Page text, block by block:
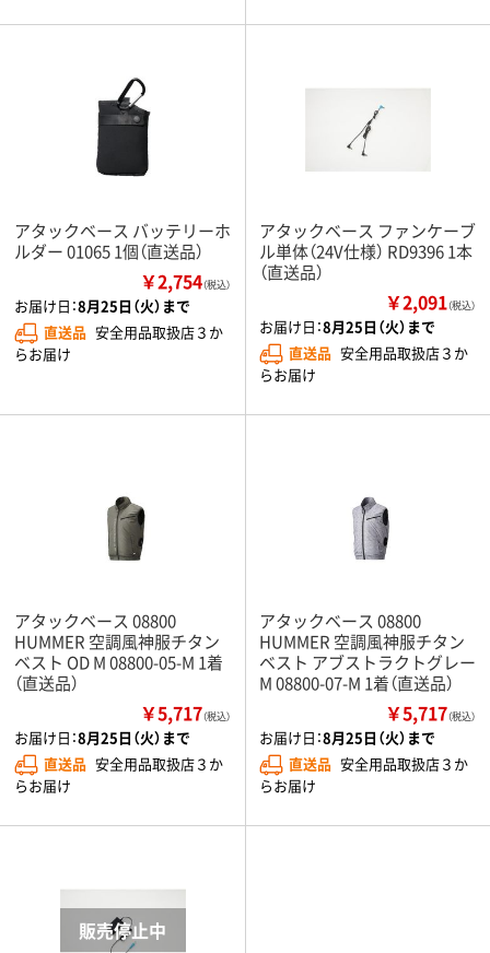
アタックベース バッテリーホ
ルダー 01065 1個（直送品）
￥2,754（税込）
お届け日：8月25日（火）まで
直送品 安全用品取扱店３か
らお届け
アタックベース ファンケーブ
ル単体（24V仕様） RD9396 1本
（直送品）
￥2,091（税込）
お届け日：8月25日（火）まで
直送品 安全用品取扱店３か
らお届け
アタックベース 08800
HUMMER 空調風神服チタン
ベスト OD M 08800-05-M 1着
（直送品）
￥5,717（税込）
お届け日：8月25日（火）まで
直送品 安全用品取扱店３か
らお届け
アタックベース 08800
HUMMER 空調風神服チタン
ベスト アブストラクトグレー
M 08800-07-M 1着（直送品）
￥5,717（税込）
お届け日：8月25日（火）まで
直送品 安全用品取扱店３か
らお届け